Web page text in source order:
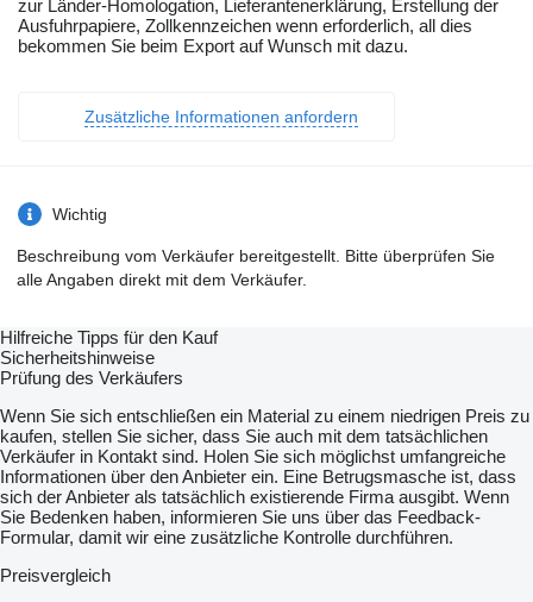
zur Länder-Homologation, Lieferantenerklärung, Erstellung der
Ausfuhrpapiere, Zollkennzeichen wenn erforderlich, all dies
bekommen Sie beim Export auf Wunsch mit dazu.
Zusätzliche Informationen anfordern
Wichtig
Beschreibung vom Verkäufer bereitgestellt. Bitte überprüfen Sie
alle Angaben direkt mit dem Verkäufer.
Hilfreiche Tipps für den Kauf
Sicherheitshinweise
Prüfung des Verkäufers
Wenn Sie sich entschließen ein Material zu einem niedrigen Preis zu
kaufen, stellen Sie sicher, dass Sie auch mit dem tatsächlichen
Verkäufer in Kontakt sind. Holen Sie sich möglichst umfangreiche
Informationen über den Anbieter ein. Eine Betrugsmasche ist, dass
sich der Anbieter als tatsächlich existierende Firma ausgibt. Wenn
Sie Bedenken haben, informieren Sie uns über das Feedback-
Formular, damit wir eine zusätzliche Kontrolle durchführen.
Preisvergleich